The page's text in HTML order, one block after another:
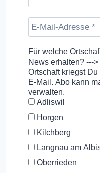
Für welche
News erhalten? ---
Ortschaft kriegst
E-Mail. Abo kann
verwalten.
Adliswil
Horgen
Kilchberg
Langnau am
Oberrieden